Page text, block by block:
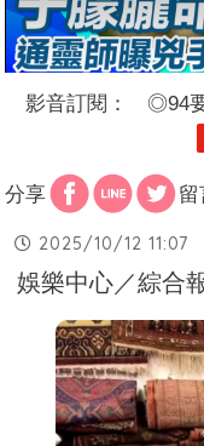
影音訂閱： ◎94
分享 留
2025/10/12 11:07
娛樂中心／綜合